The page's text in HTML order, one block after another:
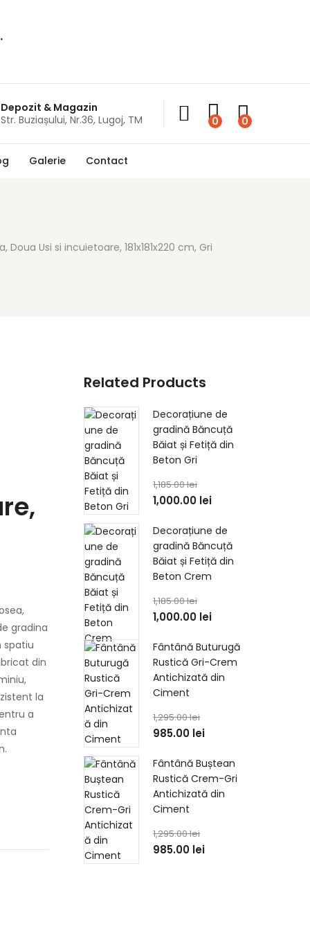
Depozit & Magazin
Str. Buziașului, Nr.36, Lugoj, TM
0 0
Galerie Contact
Usi si incuietoare, 181x181x220 cm, Gri
gradina
spatiu
din
la
a
Related Products
Decorațiune de
gradină Băncuță
Băiat și Fetiță din
Beton Gri
1,185.00lei
1,000.00 lei
Decorațiune de
gradină Băncuță
Băiat și Fetiță din
Beton Crem
1,185.00lei
1,000.00 lei
Fântână Buturugă
Rustică Gri-Crem
Antichizată din
Ciment
1,295.00lei
985.00 lei
Fântână Buștean
Rustică Crem-Gri
Antichizată din
Ciment
1,295.00lei
985.00 lei